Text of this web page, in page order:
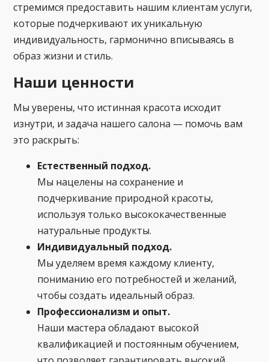
стремимся предоставить нашим клиентам услуги,
которые подчеркивают их уникальную
индивидуальность, гармонично вписываясь в
образ жизни и стиль.
Наши ценности
Мы уверены, что истинная красота исходит
изнутри, и задача нашего салона — помочь вам
это раскрыть:
Естественный подход.
Мы нацелены на сохранение и
подчеркивание природной красоты,
используя только высококачественные
натуральные продукты.
Индивидуальный подход.
Мы уделяем время каждому клиенту,
пониманию его потребностей и желаний,
чтобы создать идеальный образ.
Профессионализм и опыт.
Наши мастера обладают высокой
квалификацией и постоянным обучением,